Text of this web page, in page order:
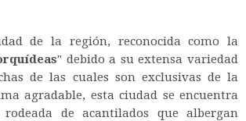
de la región, reconocida como la
" debido a su extensa variedad
de las cuales son exclusivas de la
agradable, esta ciudad se encuentra
de acantilados que albergan